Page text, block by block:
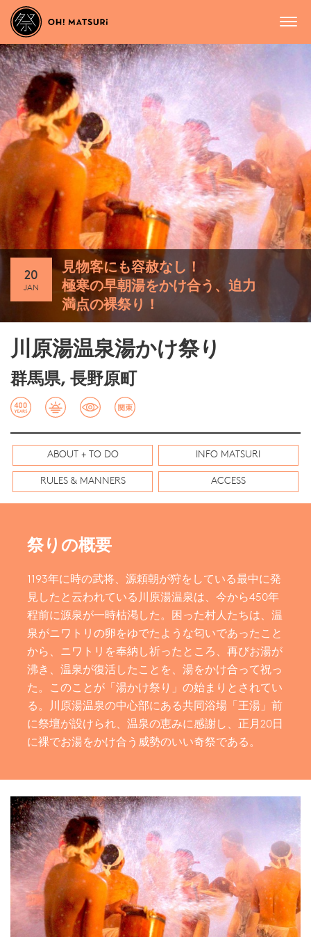
20
JAN
見物客にも容赦なし！
極寒の早朝湯をかけ合う、迫力
満点の裸祭り！
川原湯温泉湯かけ祭り
群馬県, 長野原町
ABOUT + TO DO INFO MATSURI
RULES & MANNERS ACCESS
祭りの概要
1193年に時の武将、源頼朝が狩をしている最中に発
見したと云われている川原湯温泉は、今から450年
程前に源泉が一時枯渇した。困った村人たちは、温
泉がニワトリの卵をゆでたような匂いであったこと
から、ニワトリを奉納し祈ったところ、再びお湯が
沸き、温泉が復活したことを、湯をかけ合って祝っ
た。このことが「湯かけ祭り」の始まりとされてい
る。川原湯温泉の中心部にある共同浴場「王湯」前
に祭壇が設けられ、温泉の恵みに感謝し、正月20日
に裸でお湯をかけ合う威勢のいい奇祭である。